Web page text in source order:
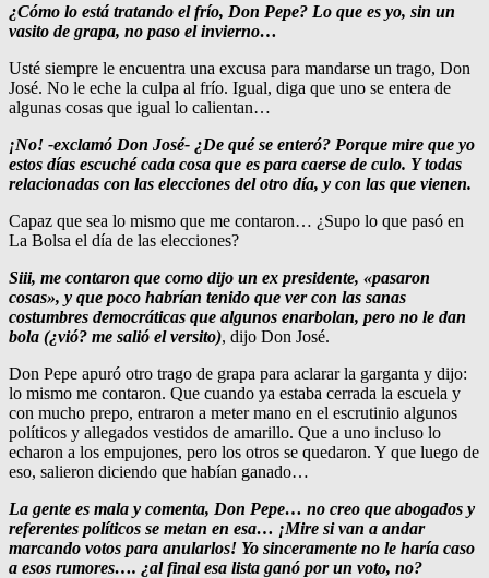
¿Cómo lo está tratando el frío, Don Pepe? Lo que es yo, sin un
vasito de grapa, no paso el invierno…
Usté siempre le encuentra una excusa para mandarse un trago, Don
José. No le eche la culpa al frío. Igual, diga que uno se entera de
algunas cosas que igual lo calientan…
¡No! -exclamó Don José- ¿De qué se enteró? Porque mire que yo
estos días escuché cada cosa que es para caerse de culo. Y todas
relacionadas con las elecciones del otro día, y con las que vienen.
Capaz que sea lo mismo que me contaron… ¿Supo lo que pasó en
La Bolsa el día de las elecciones?
Siii, me contaron que como dijo un ex presidente, «pasaron
cosas», y que poco habrían tenido que ver con las sanas
costumbres democráticas que algunos enarbolan, pero no le dan
bola (¿vió? me salió el versito), dijo Don José.
Don Pepe apuró otro trago de grapa para aclarar la garganta y dijo:
lo mismo me contaron. Que cuando ya estaba cerrada la escuela y
con mucho prepo, entraron a meter mano en el escrutinio algunos
políticos y allegados vestidos de amarillo. Que a uno incluso lo
echaron a los empujones, pero los otros se quedaron. Y que luego de
eso, salieron diciendo que habían ganado…
La gente es mala y comenta, Don Pepe… no creo que abogados y
referentes políticos se metan en esa… ¡Mire si van a andar
marcando votos para anularlos! Yo sinceramente no le haría caso
a esos rumores…. ¿al final esa lista ganó por un voto, no?